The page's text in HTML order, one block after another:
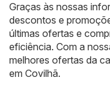
Graças às nossas
descontos e
últimas ofertas e
eficiência. Com a
melhores ofertas da
em Covilhã.